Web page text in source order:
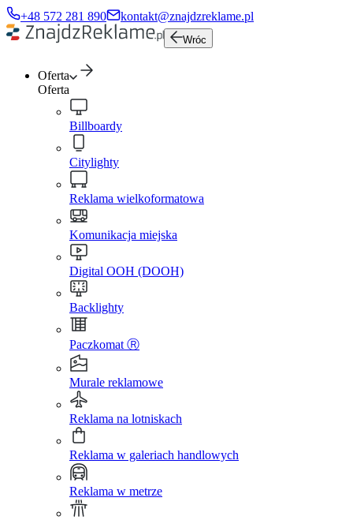
+48 572 281 890 kontakt@znajdzreklame.pl
Wróc
Oferta
Oferta
Billboardy
Citylighty
Reklama wielkoformatowa
Komunikacja miejska
Digital OOH (DOOH)
Backlighty
Paczkomat Ⓡ
Murale reklamowe
Reklama na lotniskach
Reklama w galeriach handlowych
Reklama w metrze